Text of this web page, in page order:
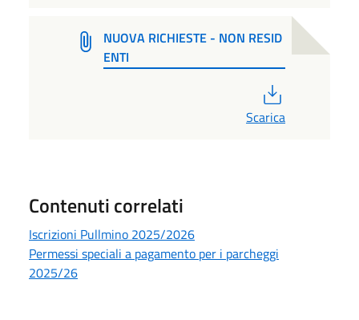
NUOVA RICHIESTE - NON RESID
ENTI
Scarica
Contenuti correlati
Iscrizioni Pullmino 2025/2026
Permessi speciali a pagamento per i parcheggi
2025/26